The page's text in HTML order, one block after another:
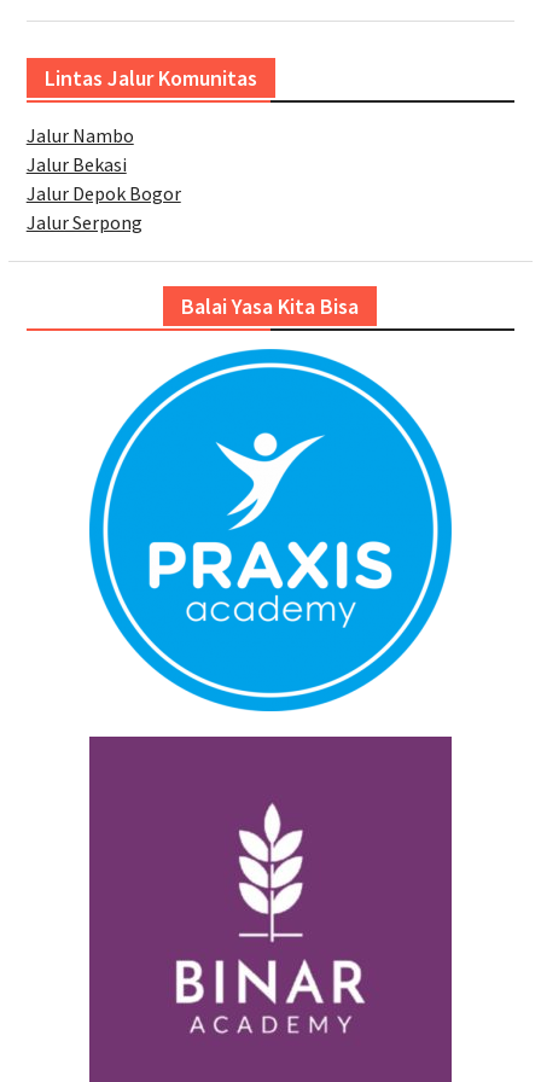
Lintas Jalur Komunitas
Jalur Nambo
Jalur Bekasi
Jalur Depok Bogor
Jalur Serpong
Balai Yasa Kita Bisa